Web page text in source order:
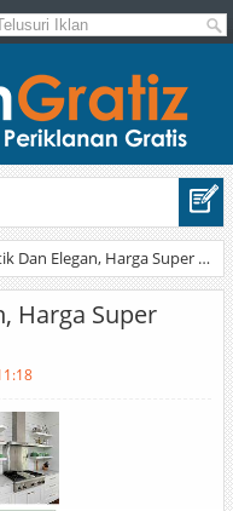
Elegan, Harga Super Spesial
Harga Super